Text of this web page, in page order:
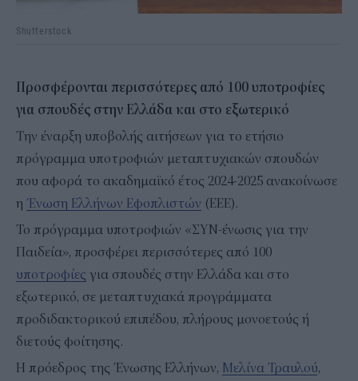
Shutterstock
Προσφέρονται περισσότερες από 100 υποτροφίες
για σπουδές στην Ελλάδα και στο εξωτερικό
Την έναρξη υποβολής αιτήσεων για το ετήσιο
πρόγραμμα υποτροφιών μεταπτυχιακών σπουδών
που αφορά το ακαδημαϊκό έτος 2024-2025 ανακοίνωσε
η Ένωση Ελλήνων Εφοπλιστών (ΕΕΕ).
Το πρόγραμμα υποτροφιών «ΣΥΝ-ένωσις για την
Παιδεία», προσφέρει περισσότερες από 100
υποτροφίες για σπουδές στην Ελλάδα και στο
εξωτερικό, σε μεταπτυχιακά προγράμματα
προδιδακτορικού επιπέδου, πλήρους μονοετούς ή
διετούς φοίτησης.
Η πρόεδρος της Ένωσης Ελλήνων, Μελίνα Τραυλού,